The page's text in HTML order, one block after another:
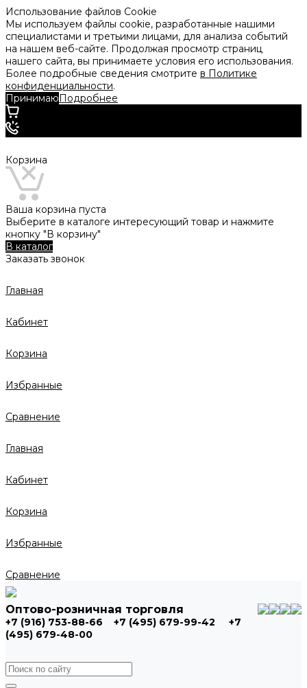
Использование файлов Cookie
Мы используем файлы cookie, разработанные нашими
специалистами и третьими лицами, для анализа событий
на нашем веб-сайте. Продолжая просмотр страниц
нашего сайта, вы принимаете условия его использования.
Более подробные сведения смотрите в Политике
конфиденциальности.
ПринимаюПодробнее
Корзина
Ваша корзина пуста
Выберите в каталоге интересующий товар и нажмите
кнопку "В корзину"
В каталог
Заказать звонок
Главная
Кабинет
Корзина
Избранные
Сравнение
Главная
Кабинет
Корзина
Избранные
Сравнение
Оптово-розничная торговля
+7 (916) 753-88-66 +7 (495) 679-99-42
+7
(495) 679-48-00